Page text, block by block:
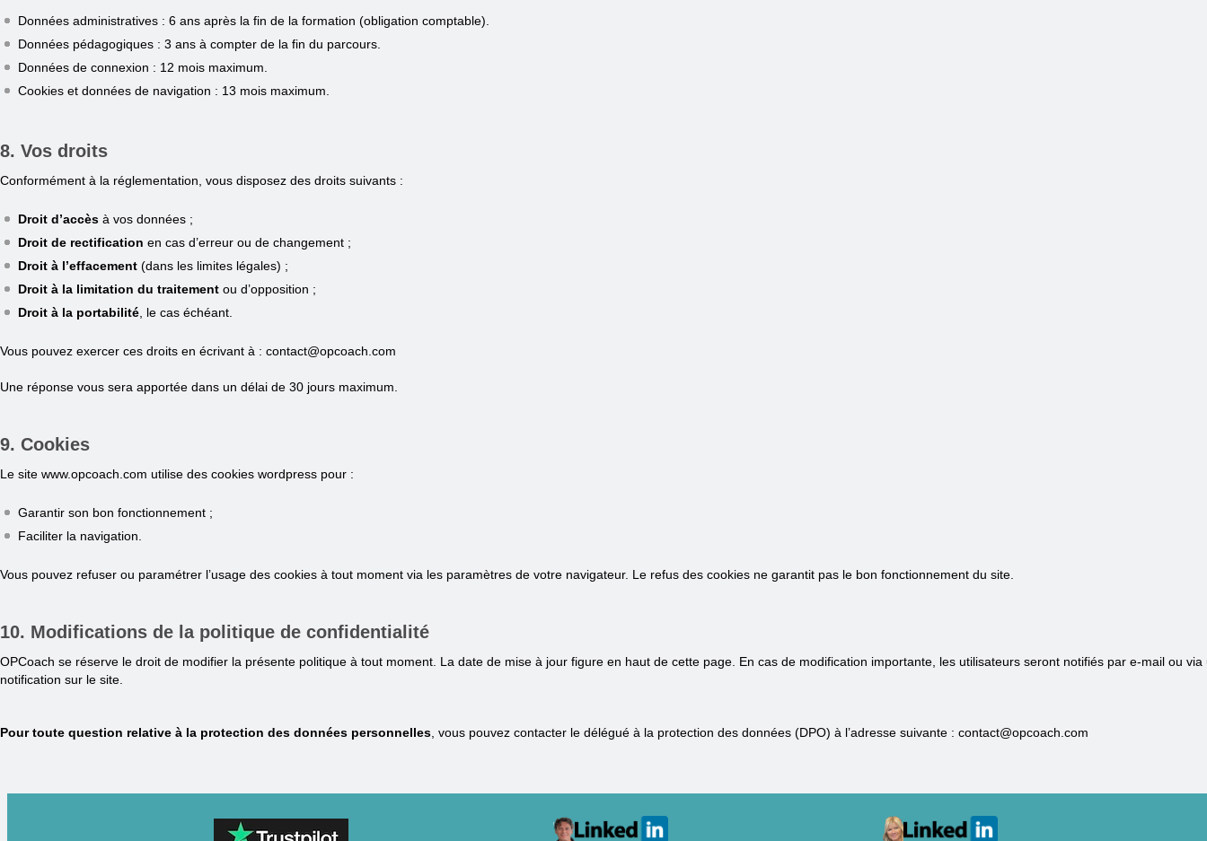
Données administratives : 6 ans après la fin de la formation (obligation comptable).
Données pédagogiques : 3 ans à compter de la fin du parcours.
Données de connexion : 12 mois maximum.
Cookies et données de navigation : 13 mois maximum.
8. Vos droits
Conformément à la réglementation, vous disposez des droits suivants :
Droit d’accès à vos données ;
Droit de rectification en cas d’erreur ou de changement ;
Droit à l’effacement (dans les limites légales) ;
Droit à la limitation du traitement ou d’opposition ;
Droit à la portabilité, le cas échéant.
Vous pouvez exercer ces droits en écrivant à : contact@opcoach.com
Une réponse vous sera apportée dans un délai de 30 jours maximum.
9. Cookies
Le site www.opcoach.com utilise des cookies wordpress pour :
Garantir son bon fonctionnement ;
Faciliter la navigation.
Vous pouvez refuser ou paramétrer l’usage des cookies à tout moment via les paramètres de votre navigateur. Le refus des cookies ne garantit pas le bon fonctionnement du site.
10. Modifications de la politique de confidentialité
OPCoach se réserve le droit de modifier la présente politique à tout moment. La date de mise à jour figure en haut de cette page. En cas de modification importante, les utilisateurs seront notifiés par e-mail ou via
notification sur le site.
Pour toute question relative à la protection des données personnelles, vous pouvez contacter le délégué à la protection des données (DPO) à l’adresse suivante : contact@opcoach.com